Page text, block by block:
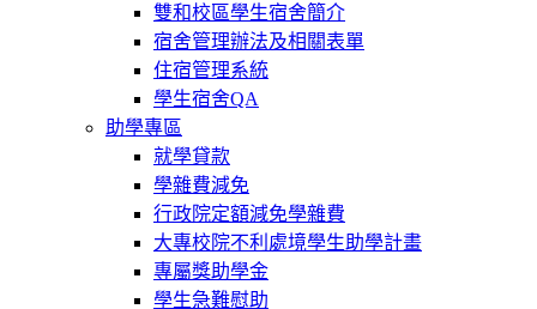
雙和校區學生宿舍簡介
宿舍管理辦法及相關表單
住宿管理系統
學生宿舍QA
助學專區
就學貸款
學雜費減免
行政院定額減免學雜費
大專校院不利處境學生助學計畫
專屬獎助學金
學生急難慰助